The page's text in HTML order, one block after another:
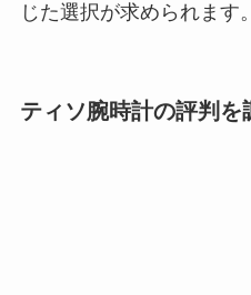
じた選択が求められます。
ティソ腕時計の評判を